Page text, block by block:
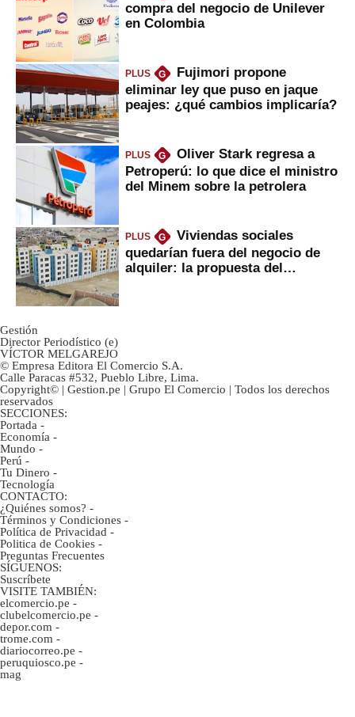
compra del negocio de Unilever
en Colombia
PLUS G
Fujimori propone
eliminar ley que puso en jaque
peajes: ¿qué cambios implicaría?
PLUS G
Oliver Stark regresa a
Petroperú: lo que dice el ministro
del Minem sobre la petrolera
PLUS G
Viviendas sociales
quedarían fuera del negocio de
alquiler: la propuesta del
Gestión
Director Periodístico (e)
VÍCTOR MELGAREJO
© Empresa Editora El Comercio S.A.
Calle Paracas #532, Pueblo Libre, Lima.
Copyright© | Gestion.pe | Grupo El Comercio | Todos los derechos
reservados
SECCIONES:
Portada -
Economía -
Mundo -
Perú -
Tu Dinero -
Tecnología
CONTACTO:
¿Quiénes somos? -
Términos y Condiciones -
Política de Privacidad -
Politica de Cookies -
Preguntas Frecuentes
SÍGUENOS:
Suscríbete
VISITE TAMBIÉN:
elcomercio.pe -
clubelcomercio.pe -
depor.com -
trome.com -
diariocorreo.pe -
peruquiosco.pe -
mag